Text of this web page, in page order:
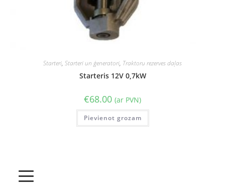
Starteri, Starteri un ģeneratori, Traktoru rezerves daļas
Starteris 12V 0,7kW
€68.00 (ar PVN)
Pievienot grozam